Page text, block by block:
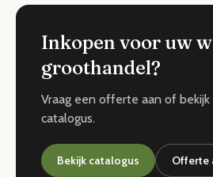
Inkopen voor uw
groothandel?
Vraag een offerte aan of
catalogus.
Bekijk catalogus Offerte